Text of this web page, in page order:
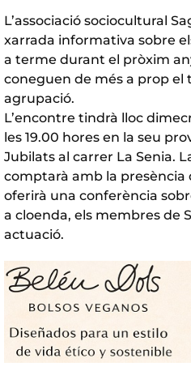
L’associació sociocultural
xarrada informativa sobre
a terme durant el pròxim
coneguen de més a prop el
agrupació.
L’encontre tindrà lloc
les 19.00 hores en la seu
Jubilats al carrer La Senia.
comptarà amb la presència
oferirà una conferència
a cloenda, els membres de
actuació.